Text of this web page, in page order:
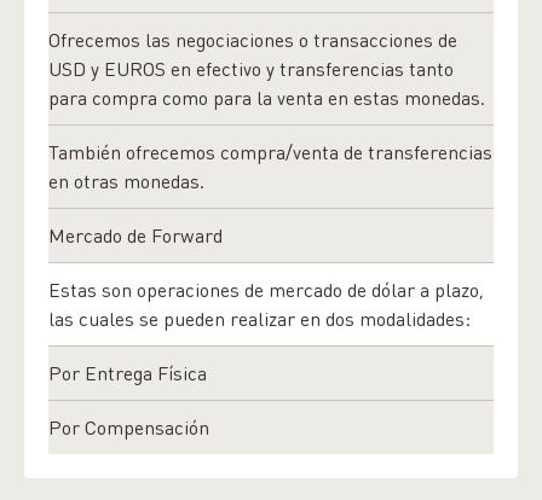
Ofrecemos las negociaciones o transacciones de
USD y EUROS en efectivo y transferencias tanto
para compra como para la venta en estas monedas.
También ofrecemos compra/venta de transferencias
en otras monedas.
Mercado de Forward
Estas son operaciones de mercado de dólar a plazo,
las cuales se pueden realizar en dos modalidades:
Por Entrega Física
Por Compensación